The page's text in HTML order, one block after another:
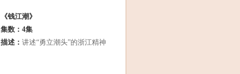
《钱江潮》
集数：4集
描述： 讲述“勇立潮头”的浙江精神